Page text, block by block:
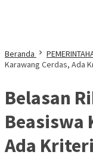
Beranda
Karawang Cerdas, Ada
Belasan
Beasiswa
Ada